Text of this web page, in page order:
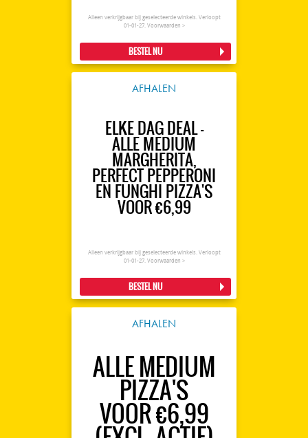
Alleen verkrijgbaar bij geselecteerde winkels. Verloopt
01-01-27. Voorwaarden >
BESTEL NU
AFHALEN
ELKE DAG DEAL -
ALLE MEDIUM
MARGHERITA,
PERFECT PEPPERONI
EN FUNGHI PIZZA'S
VOOR €6,99
Alleen verkrijgbaar bij geselecteerde winkels. Verloopt
01-01-27. Voorwaarden >
BESTEL NU
AFHALEN
ALLE MEDIUM
PIZZA'S
VOOR €6,99